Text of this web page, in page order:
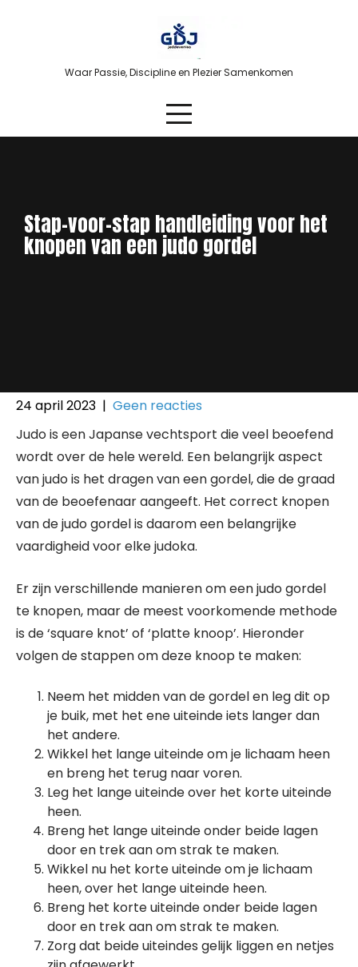
Waar Passie, Discipline en Plezier Samenkomen
Stap-voor-stap handleiding voor het
knopen van een judo gordel
24 april 2023 | Geen reacties
Judo is een Japanse vechtsport die veel beoefend
wordt over de hele wereld. Een belangrijk aspect
van judo is het dragen van een gordel, die de graad
van de beoefenaar aangeeft. Het correct knopen
van de judo gordel is daarom een belangrijke
vaardigheid voor elke judoka.
Er zijn verschillende manieren om een judo gordel
te knopen, maar de meest voorkomende methode
is de ‘square knot’ of ‘platte knoop’. Hieronder
volgen de stappen om deze knoop te maken:
Neem het midden van de gordel en leg dit op
je buik, met het ene uiteinde iets langer dan
het andere.
Wikkel het lange uiteinde om je lichaam heen
en breng het terug naar voren.
Leg het lange uiteinde over het korte uiteinde
heen.
Breng het lange uiteinde onder beide lagen
door en trek aan om strak te maken.
Wikkel nu het korte uiteinde om je lichaam
heen, over het lange uiteinde heen.
Breng het korte uiteinde onder beide lagen
door en trek aan om strak te maken.
Zorg dat beide uiteindes gelijk liggen en netjes